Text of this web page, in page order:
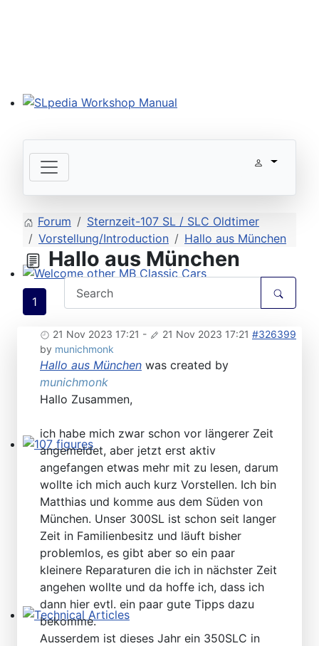
Welcome other MB Classic Cars
107 figures
Technical Articles
Forum
Sternzeit-107 SL / SLC Oldtimer
Vorstellung/Introduction
Hallo aus München
Hallo aus München
1
21 Nov 2023 17:21 - 21 Nov 2023 17:21 #326399
by munichmonk
Hallo aus München was created by
munichmonk
Hallo Zusammen,
ich habe mich zwar schon vor längerer Zeit
angemeldet, aber jetzt erst aktiv
angefangen etwas mehr mit zu lesen, darum
wollte ich mich auch kurz Vorstellen. Ich bin
Matthias und komme aus dem Süden von
München. Unser 300SL ist schon seit langer
Zeit in Familienbesitz und läuft bisher
problemlos, es gibt aber so ein paar
kleinere Reparaturen die ich in nächster Zeit
angehen wollte und da hoffe ich, dass ich
dann hier evtl. ein paar gute Tipps dazu
bekomme.
Ausserdem ist dieses Jahr ein 350SLC in